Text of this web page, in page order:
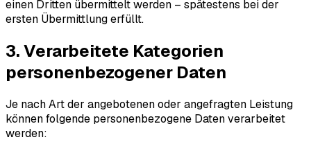
einen Dritten übermittelt werden – spätestens bei der
ersten Übermittlung erfüllt.
3. Verarbeitete Kategorien
personenbezogener Daten
Je nach Art der angebotenen oder angefragten Leistung
können folgende personenbezogene Daten verarbeitet
werden: